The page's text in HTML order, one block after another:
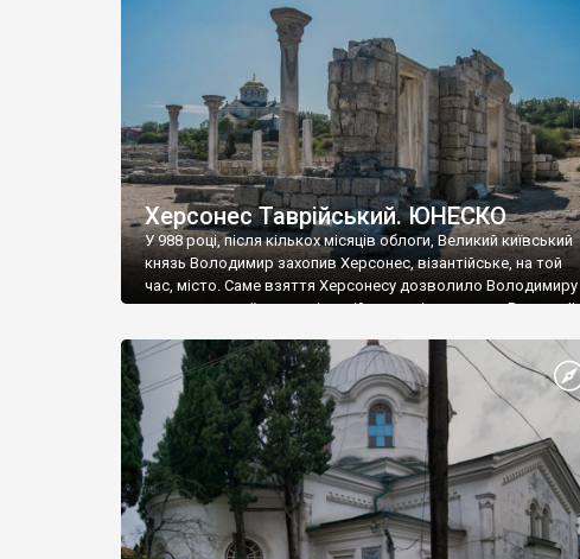
візантійської доби. Раритети викрадені з фондів об’єкту
культурної спадщини ЮНЕСКО «Херсонеса Таврійського».
Офіційно – на виставку «Золото Візантії», але експерти та
влада в Україні вважають це лише […]
Херсонес Таврійський. ЮНЕСКО
У 988 році, після кількох місяців облоги, Великий київський
князь Володимир захопив Херсонес, візантійське, на той
час, місто. Саме взяття Херсонесу дозволило Володимиру
диктувати свої умови візантійському імператору Василю ІІ,
Херсонесі Володимир-язичник, став Василем-
християнином. А потім було Хрещення Русі. На честь
Херсонесу Таврійського названо місто […]